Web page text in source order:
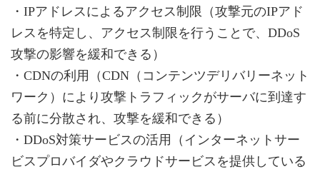
・IPアドレスによるアクセス制限（攻撃元のIPアド
レスを特定し、アクセス制限を行うことで、DDoS
攻撃の影響を緩和できる）
・CDNの利用（CDN（コンテンツデリバリーネット
ワーク）により攻撃トラフィックがサーバに到達す
る前に分散され、攻撃を緩和できる）
・DDoS対策サービスの活用（インターネットサー
ビスプロバイダやクラウドサービスを提供している